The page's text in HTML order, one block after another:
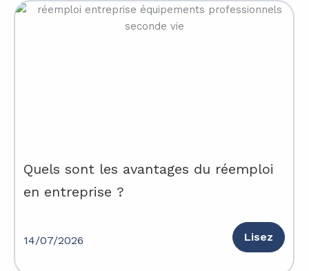
Quels sont les avantages du réemploi
en entreprise ?
14/07/2026 Lisez